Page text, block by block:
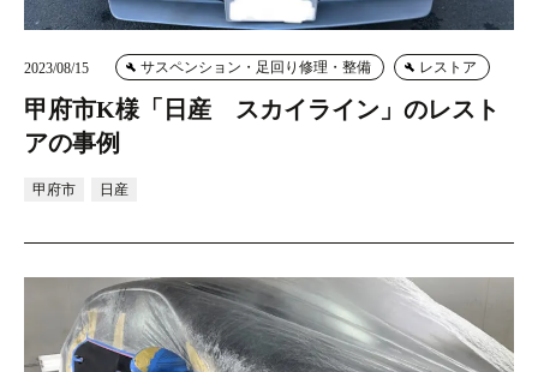
2023/08/15 サスペンション・足回り修理・整備 レストア
甲府市K様「日産 スカイライン」のレスト
アの事例
甲府市 日産